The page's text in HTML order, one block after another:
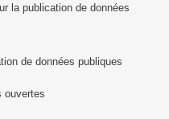
la publication de données
de données publiques
ouvertes